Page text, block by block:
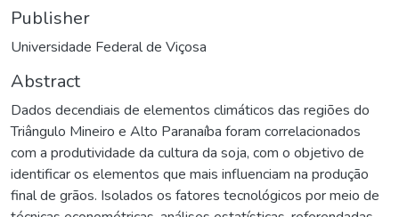
Publisher
Universidade Federal de Viçosa
Abstract
Dados decendiais de elementos climáticos das regiões do
Triângulo Mineiro e Alto Paranaíba foram correlacionados
com a produtividade da cultura da soja, com o objetivo de
identificar os elementos que mais influenciam na produção
final de grãos. Isolados os fatores tecnológicos por meio de